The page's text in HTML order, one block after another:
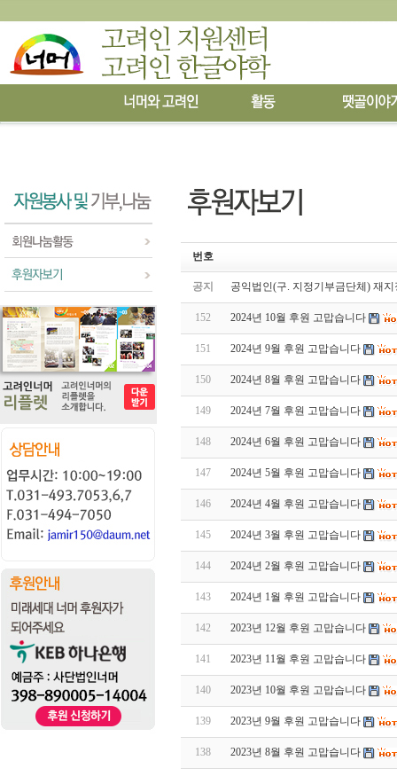
번호
공지 공익법인(구. 지정기부금단체) 재
152 2024년 10월 후원 고맙습니다
151 2024년 9월 후원 고맙습니다
150 2024년 8월 후원 고맙습니다
149 2024년 7월 후원 고맙습니다
148 2024년 6월 후원 고맙습니다
147 2024년 5월 후원 고맙습니다
146 2024년 4월 후원 고맙습니다
145 2024년 3월 후원 고맙습니다
144 2024년 2월 후원 고맙습니다
143 2024년 1월 후원 고맙습니다
142 2023년 12월 후원 고맙습니다
141 2023년 11월 후원 고맙습니다
140 2023년 10월 후원 고맙습니다
139 2023년 9월 후원 고맙습니다
138 2023년 8월 후원 고맙습니다